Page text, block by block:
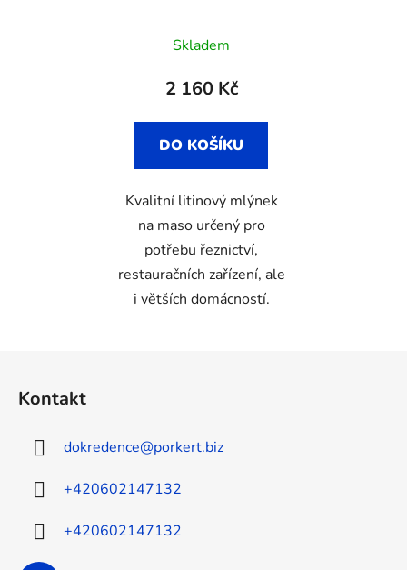
Skladem
2 160 Kč
DO KOŠÍKU
Kvalitní litinový mlýnek
na maso určený pro
potřebu řeznictví,
restauračních zařízení, ale
i větších domácností.
Kontakt
dokredence@porkert.biz
+420602147132
+420602147132